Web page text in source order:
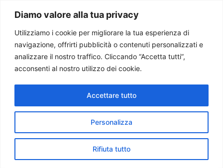
Diamo valore alla tua privacy
Utilizziamo i cookie per migliorare la tua esperienza di
navigazione, offrirti pubblicità o contenuti personalizzati e
analizzare il nostro traffico. Cliccando “Accetta tutti”,
acconsenti al nostro utilizzo dei cookie.
Personalizza
Rifiuta tutto
Accettare tutto
Paolo Ondarza
Tag:restauro
San Leopardo, un passo
verso la rinascita: iniziati i
lavori di restauro